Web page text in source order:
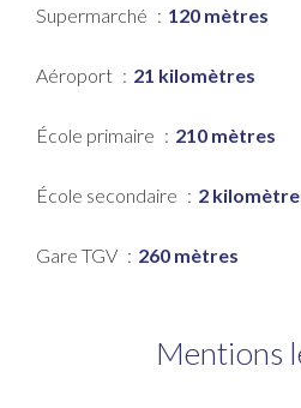
Supermarché 120 mètres
Aéroport 21 kilomètres
École primaire 210 mètres
École secondaire 2
Gare TGV 260 mètres
Mentions